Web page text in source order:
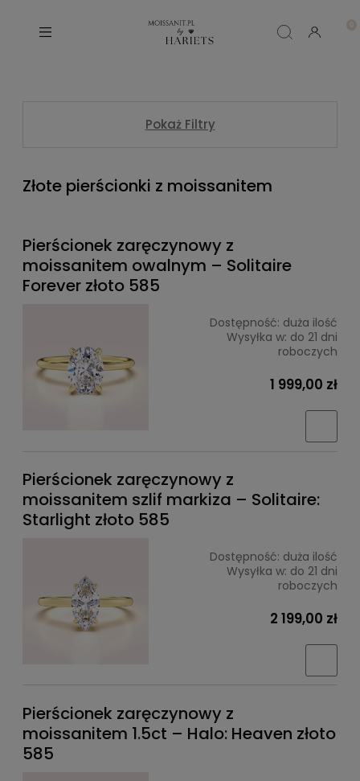
Pokaż Filtry
Złote pierścionki z moissanitem
Pierścionek zaręczynowy z
moissanitem owalnym – Solitaire
Forever złoto 585
Dostępność: duża ilość
Wysyłka w: do 21 dni
roboczych
1 999,00 zł
Pierścionek zaręczynowy z
moissanitem szlif markiza – Solitaire:
Starlight złoto 585
Dostępność: duża ilość
Wysyłka w: do 21 dni
roboczych
2 199,00 zł
Pierścionek zaręczynowy z
moissanitem 1.5ct – Halo: Heaven złoto
585